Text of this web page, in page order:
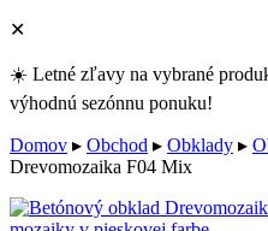
✕
☀️ Letné zľavy na vybrané
výhodnú sezónnu ponuku!
Domov ▸ Obchod ▸ Obklady ▸
Drevomozaika F04 Mix